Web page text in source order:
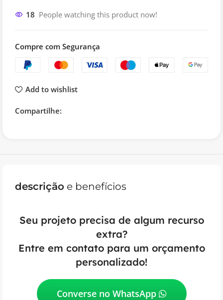
18 People watching this product now!
Compre com Segurança
Add to wishlist
Compartilhe:
descrição e benefícios
Seu projeto precisa de algum recurso
extra?
Entre em contato para um orçamento
personalizado!
Converse no WhatsApp